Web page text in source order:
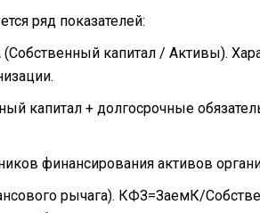
ряд показателей:
капитал / Активы).
капитал + долгосрочные
финансирования активов
рычага). КФЗ=ЗаемК/